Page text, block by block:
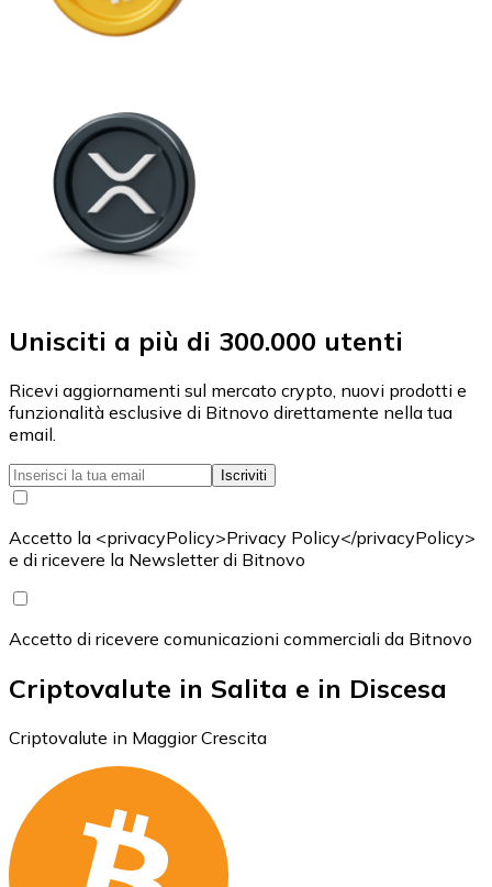
Unisciti a più di 300.000 utenti
Ricevi aggiornamenti sul mercato crypto, nuovi prodotti e
funzionalità esclusive di Bitnovo direttamente nella tua
email.
Iscriviti
Accetto la <privacyPolicy>Privacy Policy</privacyPolicy>
e di ricevere la Newsletter di Bitnovo
Accetto di ricevere comunicazioni commerciali da Bitnovo
Criptovalute in Salita e in Discesa
Criptovalute in Maggior Crescita